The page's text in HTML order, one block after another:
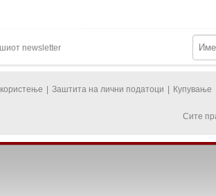
newsletter
Заштита на лични податоци Купување
Сите